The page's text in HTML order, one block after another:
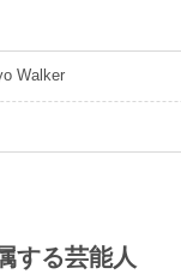
Walker
する芸能人